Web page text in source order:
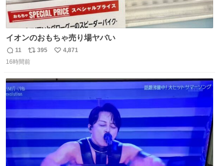
イオンのおもちゃ売り場ヤバい
返
信
11
リ
ポ
ト
395
い
数
4,871
16時間前